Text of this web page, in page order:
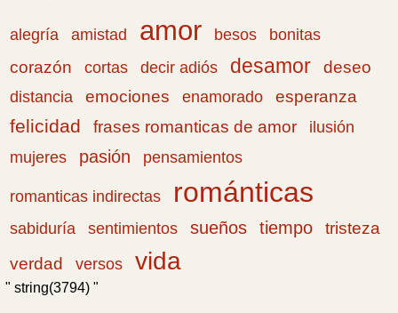
alegría amistad amor besos
bonitas
corazón
cortas decir adiós desamor deseo
distancia emociones enamorado esperanza
felicidad frases romanticas de amor
ilusión
mujeres
pasión pensamientos
romanticas indirectas románticas
sabiduría sentimientos sueños tiempo
tristeza
verdad
versos vida
" string(3794) "